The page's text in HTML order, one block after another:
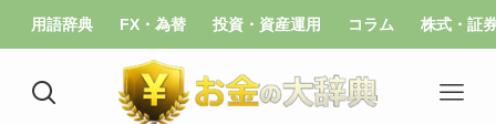
用語辞典 FX・為替 投資・資産運用 コラム 株式・証